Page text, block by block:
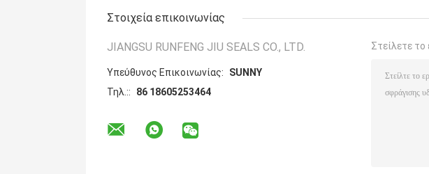
Στοιχεία επικοινωνίας
JIANGSU RUNFENG JIU SEALS CO., LTD.
Υπεύθυνος Επικοινωνίας:
SUNNY
Τηλ.::
86 18605253464
Στείλετε